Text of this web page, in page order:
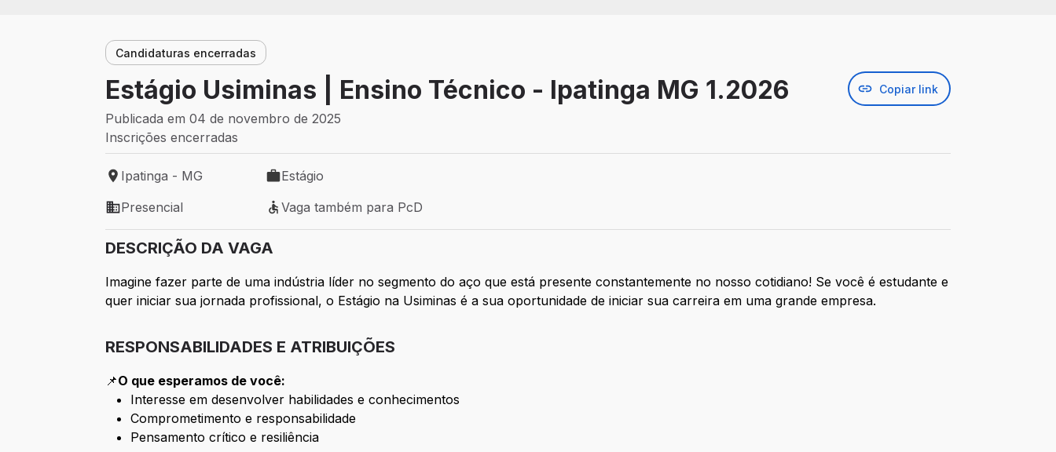
Candidaturas encerradas
Estágio Usiminas | Ensino Técnico - Ipatinga MG 1.2026 Copiar link
Publicada em 04 de novembro de 2025
Inscrições encerradas
Local de trabalho: Ipatinga - MG
Ipatinga - MG
Tipo de vaga: Estágio
Estágio
Modelo de trabalho: Presencial
Presencial
Vaga também para PcD
Vaga também para PcD
DESCRIÇÃO DA VAGA
Imagine fazer parte de uma indústria líder no segmento do aço que está presente constantemente no nosso cotidiano! Se você é estudante e
quer iniciar sua jornada profissional, o Estágio na Usiminas é a sua oportunidade de iniciar sua carreira em uma grande empresa.
RESPONSABILIDADES E ATRIBUIÇÕES
📌O que esperamos de você:
Interesse em desenvolver habilidades e conhecimentos
Comprometimento e responsabilidade
Pensamento crítico e resiliência